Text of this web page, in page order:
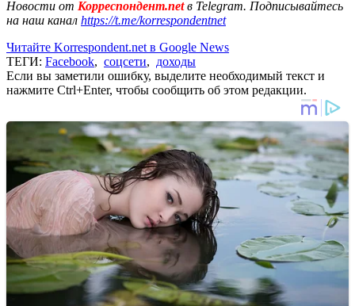
Новости от Корреспондент.netв Telegram. Подписывайтесь
на наш канал https://t.me/korrespondentnet
Читайте Korrespondent.net в Google News
ТЕГИ: Facebook, соцсети, доходы
Если вы заметили ошибку, выделите необходимый текст и
нажмите Ctrl+Enter, чтобы сообщить об этом редакции.